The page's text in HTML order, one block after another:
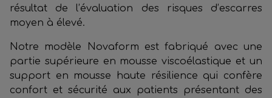
résultat de l’évaluation des risques d’escarres
moyen à élevé.
Notre modèle Novaform est fabriqué avec une
partie supérieure en mousse viscoélastique et un
support en mousse haute résilience qui confère
confort et sécurité aux patients présentant des